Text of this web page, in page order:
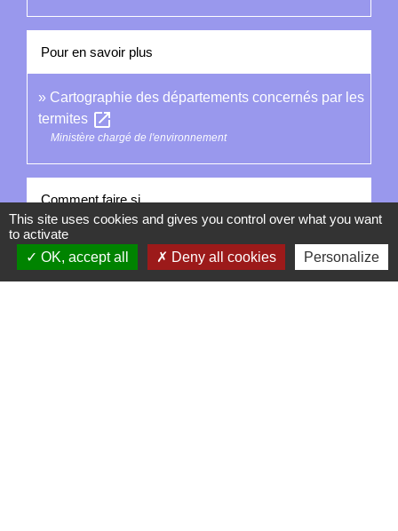
Pour en savoir plus
Cartographie des départements concernés par les
termites open_in_new
Ministère chargé de l'environnement
Comment faire si...
J'achète un logement
This site uses cookies and gives you control over what you want
to activate
OK, accept all
Deny all cookies Personalize